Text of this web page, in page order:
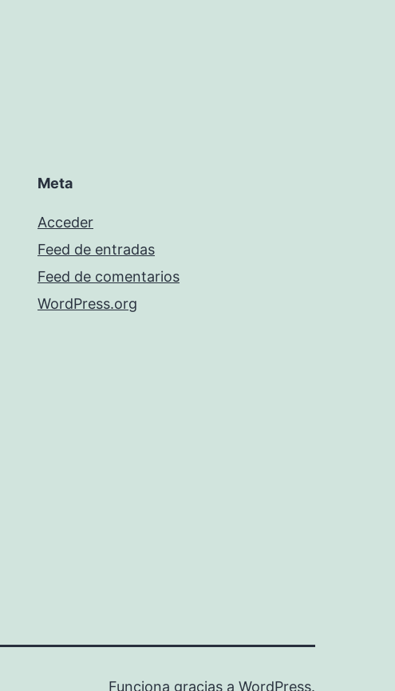
Meta
Acceder
Feed de entradas
Feed de comentarios
WordPress.org
Funciona gracias a WordPress.